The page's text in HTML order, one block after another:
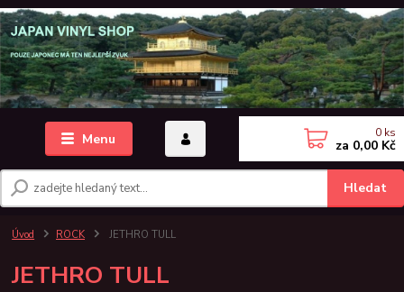
Menu
Hledat
0 ks
za 0,00 Kč
Úvod ROCK JETHRO TULL
JETHRO TULL